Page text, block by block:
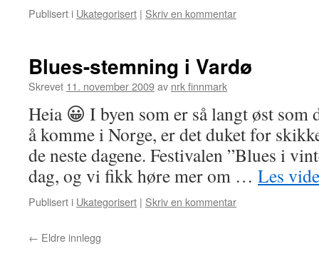
Publisert i Ukategorisert | Skriv en kommentar
Blues-stemning i Vardø
Skrevet 11. november 2009av nrk finnmark
Heia 😀 I byen som er så langt øst som
å komme i Norge, er det duket for
de neste dagene. Festivalen ”Blues i
dag, og vi fikk høre mer om … Les
Publisert i Ukategorisert | Skriv en kommentar
← Eldre innlegg